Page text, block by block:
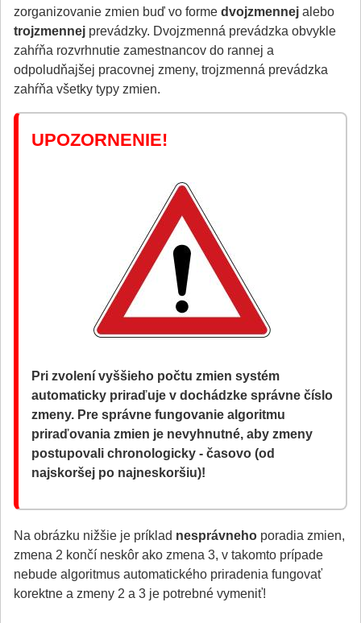
zorganizovanie zmien buď vo forme dvojzmennej alebo
trojzmennej prevádzky. Dvojzmenná prevádzka obvykle
zahŕňa rozvrhnutie zamestnancov do rannej a
odpoludňajšej pracovnej zmeny, trojzmenná prevádzka
zahŕňa všetky typy zmien.
UPOZORNENIE!
Pri zvolení vyššieho počtu zmien systém
automaticky priraďuje v dochádzke správne číslo
zmeny. Pre správne fungovanie algoritmu
priraďovania zmien je nevyhnutné, aby zmeny
postupovali chronologicky - časovo (od
najskoršej po najneskoršiu)!
Na obrázku nižšie je príklad nesprávneho poradia zmien,
zmena 2 končí neskôr ako zmena 3, v takomto prípade
nebude algoritmus automatického priradenia fungovať
korektne a zmeny 2 a 3 je potrebné vymeniť!